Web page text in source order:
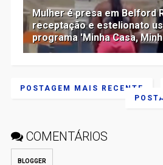
Mulher é presa em Belford
receptação e estelionato
programa 'Minha Casa,
POSTAGEM MAIS RECENTE
COMENTÁRIOS
BLOGGER